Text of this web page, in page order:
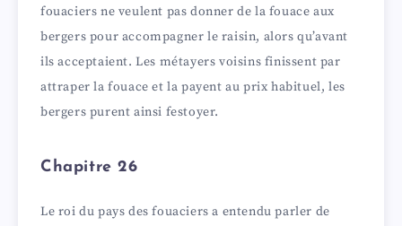
fouaciers ne veulent pas donner de la fouace aux
bergers pour accompagner le raisin, alors qu’avant
ils acceptaient. Les métayers voisins finissent par
attraper la fouace et la payent au prix habituel, les
bergers purent ainsi festoyer.
Chapitre 26
Le roi du pays des fouaciers a entendu parler de